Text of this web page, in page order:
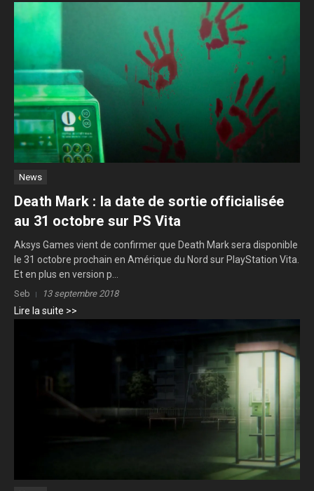
News
Death Mark : la date de sortie officialisée
au 31 octobre sur PS Vita
Aksys Games vient de confirmer que Death Mark sera disponible
le 31 octobre prochain en Amérique du Nord sur PlayStation Vita.
Et en plus en version p...
Seb 13 septembre 2018
Lire la suite >>